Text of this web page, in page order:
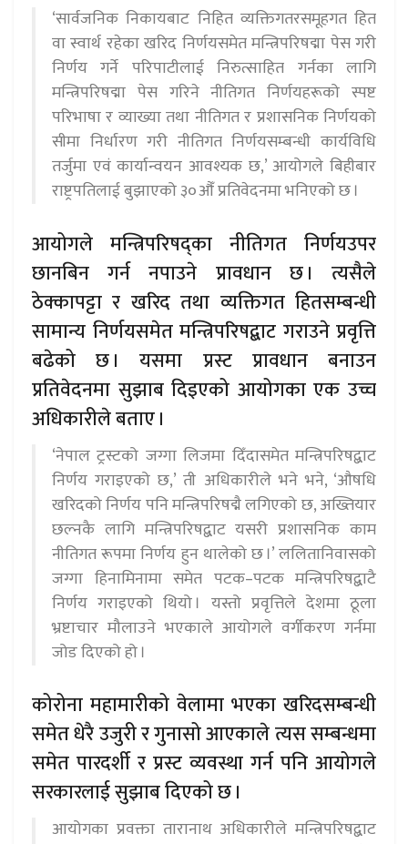
‘सार्वजनिक निकायबाट निहित व्यक्तिगतरसमूहगत हित
वा स्वार्थ रहेका खरिद निर्णयसमेत मन्त्रिपरिषद्मा पेस गरी
निर्णय गर्ने परिपाटीलाई निरुत्साहित गर्नका लागि
मन्त्रिपरिषद्मा पेस गरिने नीतिगत निर्णयहरूको स्पष्ट
परिभाषा र व्याख्या तथा नीतिगत र प्रशासनिक निर्णयको
सीमा निर्धारण गरी नीतिगत निर्णयसम्बन्धी कार्यविधि
तर्जुमा एवं कार्यान्वयन आवश्यक छ,’ आयोगले बिहीबार
राष्ट्रपतिलाई बुझाएको ३०औँ प्रतिवेदनमा भनिएको छ ।
आयोगले मन्त्रिपरिषद्का नीतिगत निर्णयउपर
छानबिन गर्न नपाउने प्रावधान छ । त्यसैले
ठेक्कापट्टा र खरिद तथा व्यक्तिगत हितसम्बन्धी
सामान्य निर्णयसमेत मन्त्रिपरिषद्बाट गराउने प्रवृत्ति
बढेको छ । यसमा प्रस्ट प्रावधान बनाउन
प्रतिवेदनमा सुझाब दिइएको आयोगका एक उच्च
अधिकारीले बताए ।
‘नेपाल ट्रस्टको जग्गा लिजमा दिँदासमेत मन्त्रिपरिषद्बाट
निर्णय गराइएको छ,’ ती अधिकारीले भने भने, ‘औषधि
खरिदको निर्णय पनि मन्त्रिपरिषद्मै लगिएको छ, अख्तियार
छल्नकै लागि मन्त्रिपरिषद्बाट यसरी प्रशासनिक काम
नीतिगत रूपमा निर्णय हुन थालेको छ ।’ ललितानिवासको
जग्गा हिनामिनामा समेत पटक–पटक मन्त्रिपरिषद्बाटै
निर्णय गराइएको थियो । यस्तो प्रवृत्तिले देशमा ठूला
भ्रष्टाचार मौलाउने भएकाले आयोगले वर्गीकरण गर्नमा
जोड दिएको हो ।
कोरोना महामारीको वेलामा भएका खरिदसम्बन्धी
समेत धेरै उजुरी र गुनासो आएकाले त्यस सम्बन्धमा
समेत पारदर्शी र प्रस्ट व्यवस्था गर्न पनि आयोगले
सरकारलाई सुझाब दिएको छ ।
आयोगका प्रवक्ता तारानाथ अधिकारीले मन्त्रिपरिषद्बाट